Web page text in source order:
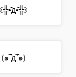
꒰╬•᷅д•᷄╬꒱
(๑‾᷆д‾᷇๑)